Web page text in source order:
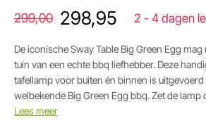
299,00 298,95 2 - 4 dagen
De iconische Sway Table Big Green Egg
tuin van een echte bbq liefhebber. Deze
tafellamp voor buiten én binnen is uitgevoerd
Lees meer